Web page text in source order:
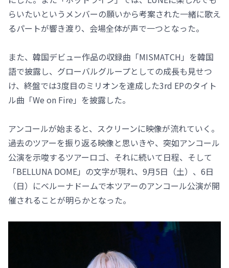
らいたいというメンバーの願いから考案された一緒に歌え
るパートが響き渡り、会場全体が声で一つとなった。
また、韓国デビュー作品の収録曲「MISMATCH」を韓国
語で披露し、グローバルグループとしての成長も見せつ
け、終盤では3度目のミリオンを達成した3rd EPのタイト
ル曲「We on Fire」を披露した。
アンコールが始まると、スクリーンに映像が流れていく。
過去のツアーを振り返る映像と思いきや、突如アンコール
公演を示唆するツアーロゴ、それに続いて日程、そして
「BELLUNA DOME」の文字が現れ、9月5日（土）、6日
（日）にベルーナドームで本ツアーのアンコール公演が開
催されることが明らかとなった。